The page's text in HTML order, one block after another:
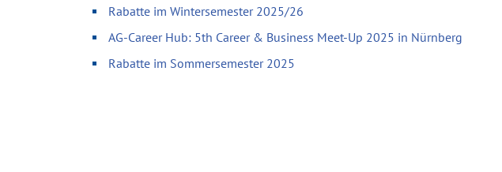
Rabatte im Wintersemester 2025/26
AG-Career Hub: 5th Career & Business Meet-Up 2025 in Nürnberg
Rabatte im Sommersemester 2025